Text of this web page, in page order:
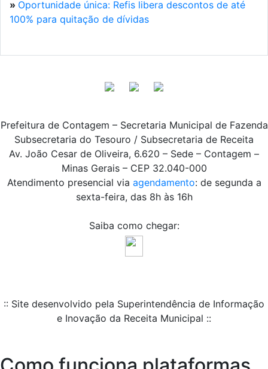
» Oportunidade única: Refis libera descontos de até
100% para quitação de dívidas
Prefeitura de Contagem – Secretaria Municipal de Fazenda
Subsecretaria do Tesouro / Subsecretaria de Receita
Av. João Cesar de Oliveira, 6.620 – Sede – Contagem –
Minas Gerais – CEP 32.040-000
Atendimento presencial via agendamento: de segunda a
sexta-feira, das 8h às 16h
Saiba como chegar:
:: Site desenvolvido pela Superintendência de Informação
e Inovação da Receita Municipal ::